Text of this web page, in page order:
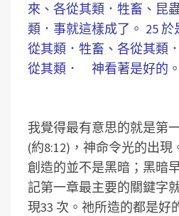
來、各從其類．牲畜、昆
類．事就這樣成了。 25
從其類．牲畜、各從其類
從其類． 神看著是好的。
我覺得最有意思的就是第
(約8:12)，神命令光的出
創造的並不是黑暗；黑暗
記第一章最主要的關鍵字
現33 次。祂所造的都是好